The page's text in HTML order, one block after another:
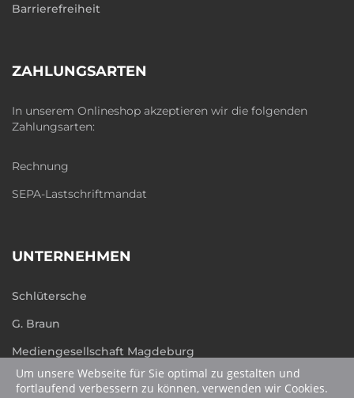
Barrierefreiheit
ZAHLUNGSARTEN
In unserem Onlineshop akzeptieren wir die folgenden
Zahlungsarten:
Rechnung
SEPA-Lastschriftmandat
UNTERNEHMEN
Schlütersche
G. Braun
Mediengesellschaft Magdeburg
humboldt.de
Um unsere Webseite für Sie optimal zu gestalten und
fortlaufend verbessern zu können, verwenden wir Cookies.